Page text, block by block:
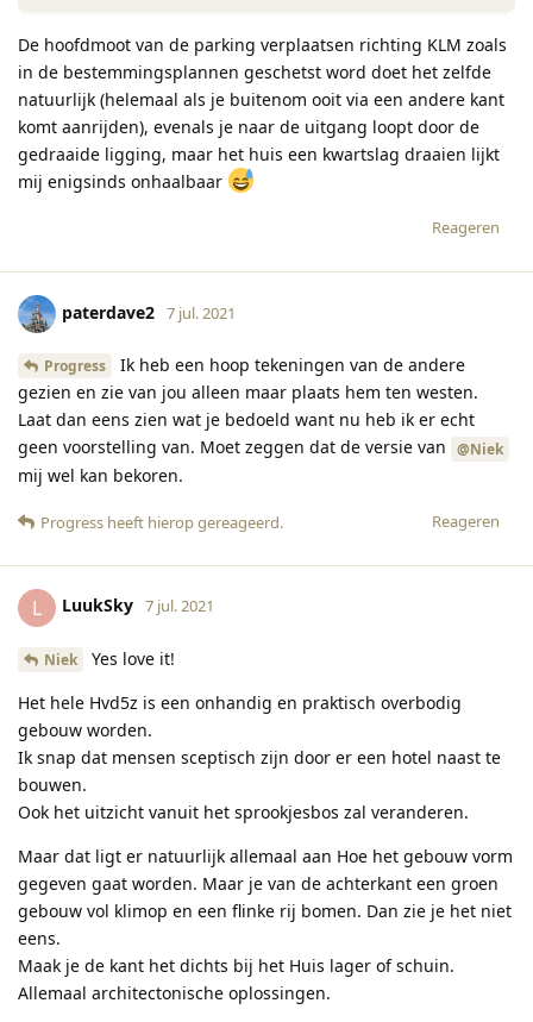
De hoofdmoot van de parking verplaatsen richting KLM zoals
in de bestemmingsplannen geschetst word doet het zelfde
natuurlijk (helemaal als je buitenom ooit via een andere kant
komt aanrijden), evenals je naar de uitgang loopt door de
gedraaide ligging, maar het huis een kwartslag draaien lijkt
mij enigsinds onhaalbaar
Reageren
paterdave2 7 jul. 2021
Progress
Ik heb een hoop tekeningen van de andere
gezien en zie van jou alleen maar plaats hem ten westen.
Laat dan eens zien wat je bedoeld want nu heb ik er echt
geen voorstelling van. Moet zeggen dat de versie van @Niek
mij wel kan bekoren.
Reageren
Progress heeft hierop gereageerd.
L LuukSky 7 jul. 2021
Niek
Yes love it!
Het hele Hvd5z is een onhandig en praktisch overbodig
gebouw worden.
Ik snap dat mensen sceptisch zijn door er een hotel naast te
bouwen.
Ook het uitzicht vanuit het sprookjesbos zal veranderen.
Maar dat ligt er natuurlijk allemaal aan Hoe het gebouw vorm
gegeven gaat worden. Maar je van de achterkant een groen
gebouw vol klimop en een flinke rij bomen. Dan zie je het niet
eens.
Maak je de kant het dichts bij het Huis lager of schuin.
Allemaal architectonische oplossingen.